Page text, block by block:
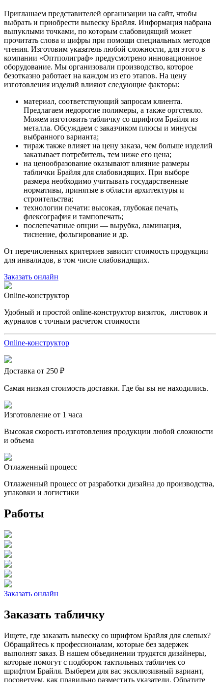
Приглашаем представителей организации на сайт, чтобы
выбрать и приобрести вывеску Брайля. Информация набрана
выпуклыми точками, по которым слабовидящий может
прочитать слова и цифры при помощи специальных методов
чтения. Изготовим указатель любой сложности, для этого в
компании «Оптполиграф» предусмотрено инновационное
оборудование. Мы организовали производство, которое
безотказно работает на каждом из его этапов. На цену
изготовления изделий влияют следующие факторы:
материал, соответствующий запросам клиента.
Предлагаем недорогие полимеры, а также оргстекло.
Можем изготовить табличку со шрифтом Брайля из
металла. Обсуждаем с заказчиком плюсы и минусы
выбранного варианта;
тираж также влияет на цену заказа, чем больше изделий
заказывает потребитель, тем ниже его цена;
на ценообразование оказывают влияние размеры
таблички Брайля для слабовидящих. При выборе
размера необходимо учитывать государственные
нормативы, принятые в области архитектуры и
строительства;
технологии печати: высокая, глубокая печать,
флексография и тампопечать;
послепечатные опции — вырубка, ламинация,
тиснение, фольгирование и др.
От перечисленных критериев зависит стоимость продукции
для инвалидов, в том числе слабовидящих.
Заказать онлайн
Online-конструктор
Удобный и простой online-конструктор визиток, листовок и
журналов с точным расчетом стоимости
Online-конструктор
Доставка от 250 ₽
Самая низкая стоимость доставки. Где бы вы не находились.
Изготовление от 1 часа
Высокая скорость изготовления продукции любой сложности
и объема
Отлаженный процесс
Отлаженный процесс от разработки дизайна до производства,
упаковки и логистики
Работы
Заказать онлайн
Заказать табличку
Ищете, где заказать вывеску со шрифтом Брайля для слепых?
Обращайтесь к профессионалам, которые без задержек
выполнят заказ. В нашем объединении трудятся дизайнеры,
которые помогут с подбором тактильных табличек со
шрифтом Брайля. Выберем для вас эксклюзивный вариант,
посоветуем, как правильно разместить указатели. Обратите